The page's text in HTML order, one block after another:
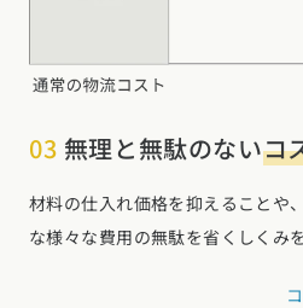
03 無理と無駄のないコ
材料の仕入れ価格を抑えることや
な様々な費用の無駄を省くしくみ